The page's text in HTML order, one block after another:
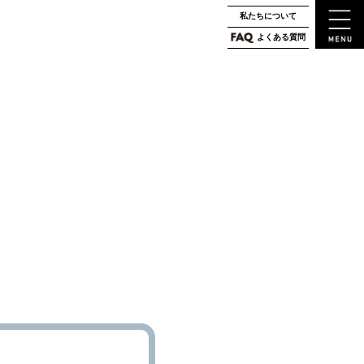
私たちについて
よくある質問